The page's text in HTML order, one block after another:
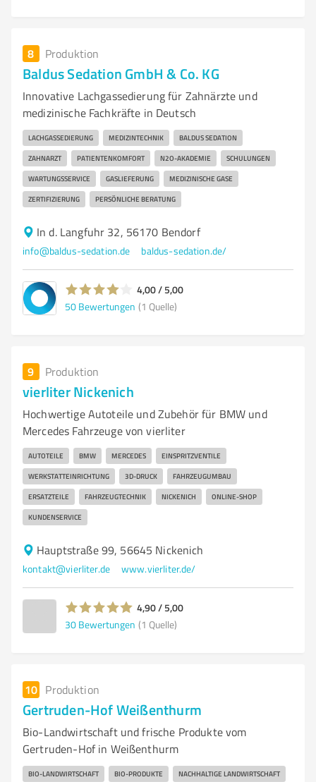
8 Produktion
Baldus Sedation GmbH & Co. KG
Innovative Lachgassedierung für Zahnärzte und
medizinische Fachkräfte in Deutsch
LACHGASSEDIERUNG MEDIZINTECHNIK BALDUS SEDATION
ZAHNARZT PATIENTENKOMFORT N2O-AKADEMIE SCHULUNGEN
WARTUNGSSERVICE GASLIEFERUNG MEDIZINISCHE GASE
ZERTIFIZIERUNG PERSÖNLICHE BERATUNG
In d. Langfuhr 32, 56170 Bendorf
info@baldus-sedation.de baldus-sedation.de/
4,00 / 5,00
50 Bewertungen (1 Quelle)
9 Produktion
vierliter Nickenich
Hochwertige Autoteile und Zubehör für BMW und
Mercedes Fahrzeuge von vierliter
AUTOTEILE BMW MERCEDES EINSPRITZVENTILE
WERKSTATTEINRICHTUNG 3D-DRUCK FAHRZEUGUMBAU
ERSATZTEILE FAHRZEUGTECHNIK NICKENICH ONLINE-SHOP
KUNDENSERVICE
Hauptstraße 99, 56645 Nickenich
kontakt@vierliter.de www.vierliter.de/
4,90 / 5,00
30 Bewertungen (1 Quelle)
10 Produktion
Gertruden-Hof Weißenthurm
Bio-Landwirtschaft und frische Produkte vom
Gertruden-Hof in Weißenthurm
BIO-LANDWIRTSCHAFT BIO-PRODUKTE NACHHALTIGE LANDWIRTSCHAFT